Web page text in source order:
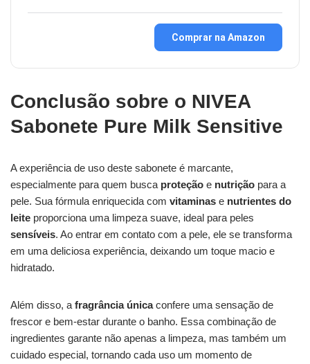
Comprar na Amazon
Conclusão sobre o NIVEA
Sabonete Pure Milk Sensitive
A experiência de uso deste sabonete é marcante,
especialmente para quem busca proteção e nutrição para a
pele. Sua fórmula enriquecida com vitaminas e nutrientes do
leite proporciona uma limpeza suave, ideal para peles
sensíveis. Ao entrar em contato com a pele, ele se transforma
em uma deliciosa experiência, deixando um toque macio e
hidratado.
Além disso, a fragrância únicaconfere uma sensação de
frescor e bem-estar durante o banho. Essa combinação de
ingredientes garante não apenas a limpeza, mas também um
cuidado especial, tornando cada uso um momento de